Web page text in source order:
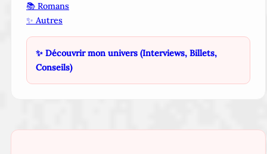
📚 Romans
✨ Autres
✨ Découvrir mon univers (Interviews, Billets,
Conseils)